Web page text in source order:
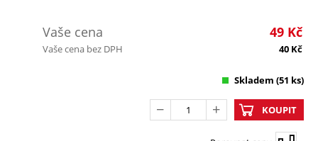
Vaše cena 49 Kč
Vaše cena bez DPH 40 Kč
Skladem (51 ks)
KOUPIT